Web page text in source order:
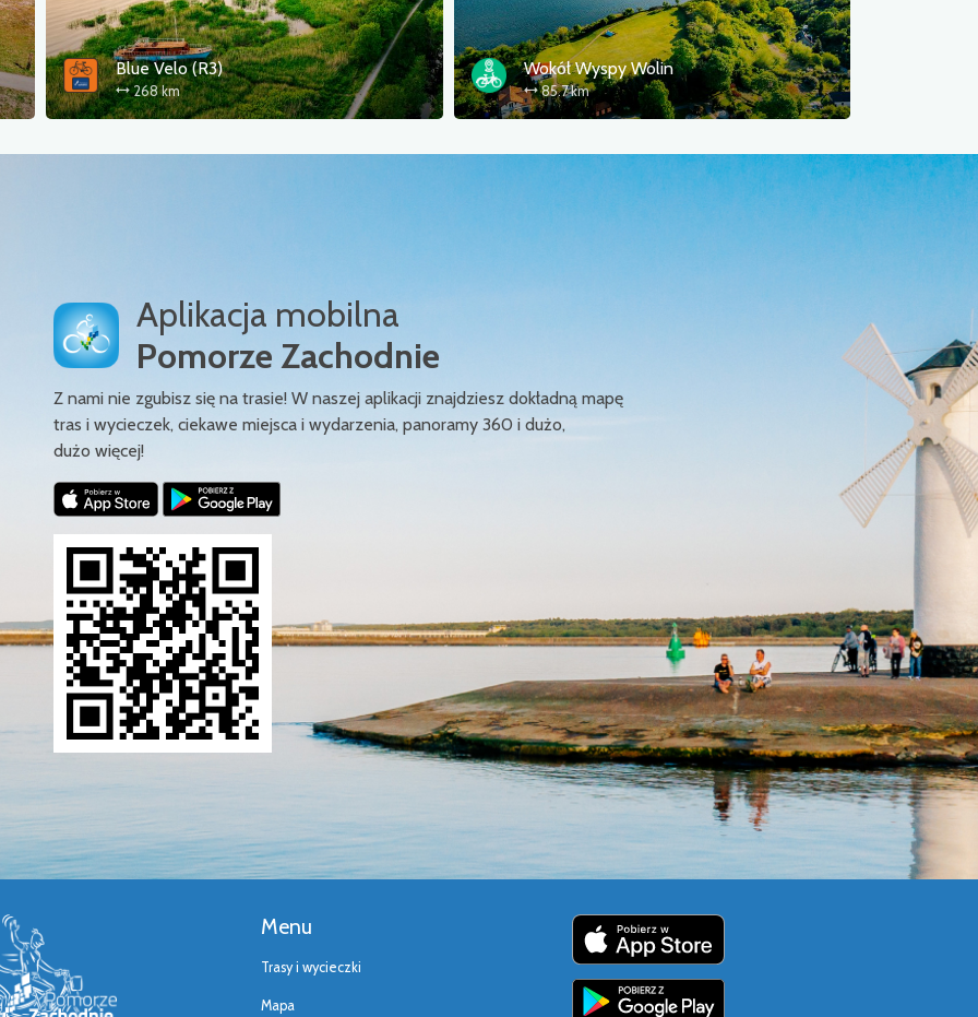
Blue Velo (R3)
268 km
Wokół Wyspy Wolin
85.7 km
Aplikacja mobilna
Pomorze Zachodnie
Z nami nie zgubisz się na trasie! W naszej aplikacji znajdziesz dokładną mapę
tras i wycieczek, ciekawe miejsca i wydarzenia, panoramy 360 i dużo,
dużo więcej!
Menu
Trasy i wycieczki
Mapa